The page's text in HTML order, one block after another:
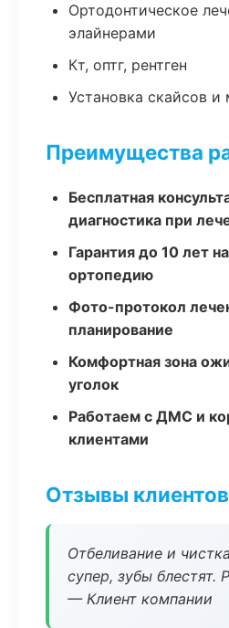
Ортодонтическое
элайнерами
Кт, оптг, рентген
Установка скайсов
Преимущества
Бесплатная
диагностика при
Гарантия до 10 лет
ортопедию
Фото-протокол
планирование
Комфортная зона
уголок
Работаем с ДМС и
клиентами
Отзывы клиентов
Отбеливание и
супер, зубы блестят.
— Клиент компании